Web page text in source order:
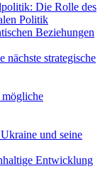
Die Rolle des
Politik
Beziehungen
nächste strategische
mögliche
und seine
Entwicklung